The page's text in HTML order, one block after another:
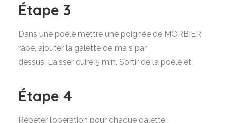
Étape 3
Dans une poêle mettre une poignée de MORBIER
râpé, ajouter la galette de maïs par
dessus. Laisser cuire 5 min. Sortir de la poêle et
Étape 4
Répéter l’opération pour chaque galette.